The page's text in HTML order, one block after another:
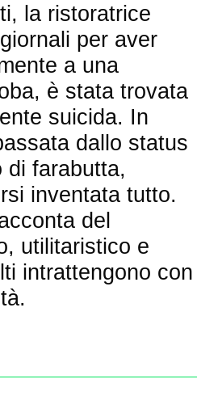
la ristoratrice
per aver
a una
è stata trovata
suicida. In
dallo status
di farabutta,
inventata tutto.
del
utilitaristico e
intrattengono con